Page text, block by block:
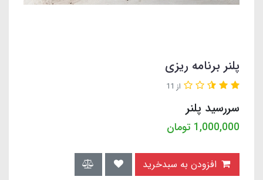
پلنر برنامه ریزی
از 11
سررسید پلنر
1,000,000 تومان